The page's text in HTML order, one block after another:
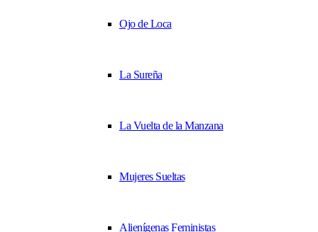
Ojo de Loca
La Sureña
La Vuelta de la Manzana
Mujeres Sueltas
Alienígenas Feministas